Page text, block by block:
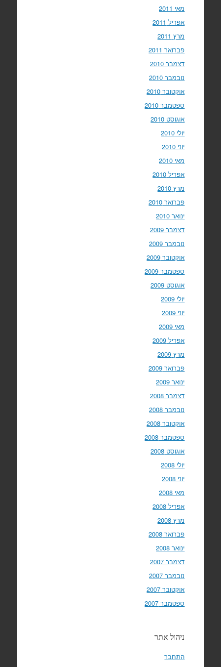
מאי 2011
אפריל 2011
מרץ 2011
פברואר 2011
דצמבר 2010
נובמבר 2010
אוקטובר 2010
ספטמבר 2010
אוגוסט 2010
יולי 2010
יוני 2010
מאי 2010
אפריל 2010
מרץ 2010
פברואר 2010
ינואר 2010
דצמבר 2009
נובמבר 2009
אוקטובר 2009
ספטמבר 2009
אוגוסט 2009
יולי 2009
יוני 2009
מאי 2009
אפריל 2009
מרץ 2009
פברואר 2009
ינואר 2009
דצמבר 2008
נובמבר 2008
אוקטובר 2008
ספטמבר 2008
אוגוסט 2008
יולי 2008
יוני 2008
מאי 2008
אפריל 2008
מרץ 2008
פברואר 2008
ינואר 2008
דצמבר 2007
נובמבר 2007
אוקטובר 2007
ספטמבר 2007
ניהול אתר
התחבר